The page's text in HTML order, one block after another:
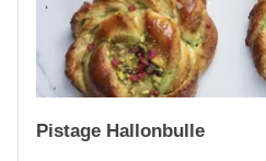
Pistage Hallonbulle